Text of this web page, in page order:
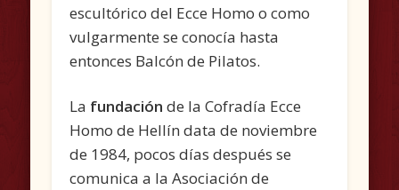
escultórico del Ecce Homo o como
vulgarmente se conocía hasta
entonces Balcón de Pilatos.
La fundación de la Cofradía Ecce
Homo de Hellín data de noviembre
de 1984, pocos días después se
comunica a la Asociación de